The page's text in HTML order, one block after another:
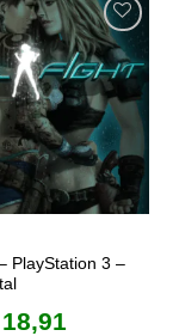
PlayStation 3 –
18,91